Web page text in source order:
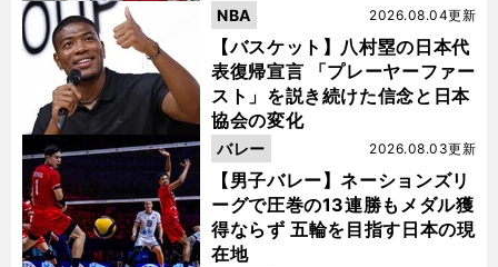
【バスケット】八村塁の日本代
表復帰宣言 「プレーヤーファー
スト」を説き続けた信念と日本
協会の変化
2026.08.04更新
NBA
【男子バレー】ネーションズリ
ーグで圧巻の13連勝もメダル獲
得ならず 五輪を目指す日本の現
在地
2026.08.03更新
バレー